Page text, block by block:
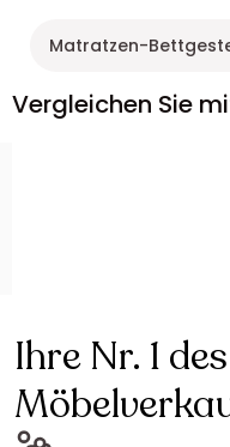
Matratzen-
Vergleichen Sie
Ihre Nr. 1